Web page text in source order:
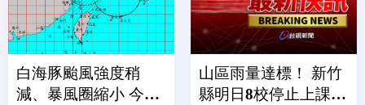
白海豚颱風強度稍
減、暴風圈縮小 今晚
山區雨量達標！ 新竹
縣明日8校停止上課、